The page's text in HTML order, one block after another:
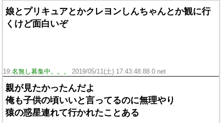
娘とプリキュアとかクレヨンしんちゃんとか観に行
くけど面白いぞ
19:名無し募集中。。。 2019/05/11(土) 17:43:48.88 0.net
親が見たかったんだよ
俺も子供の頃いいと言ってるのに無理やり
猿の惑星連れて行かれたことある